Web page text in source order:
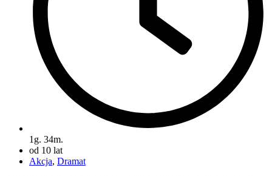
1g. 34m.
od 10 lat
Akcja, Dramat